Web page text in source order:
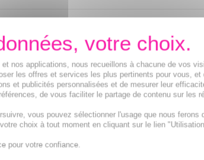
nos applications, nous recueillons à chacune de vos
les offres et services les plus pertinents pour vous,
et publicités personnalisées et de mesurer leur
de vous faciliter le partage de contenu sur les
vous pouvez sélectionner l'usage que nous
choix à tout moment en cliquant sur le lien
pour votre confiance.